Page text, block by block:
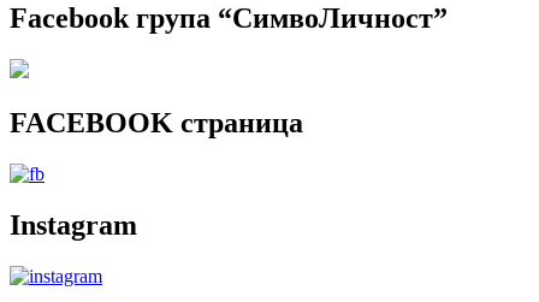
Facebook група “СимвоЛичност”
FACEBOOK страница
Instagram